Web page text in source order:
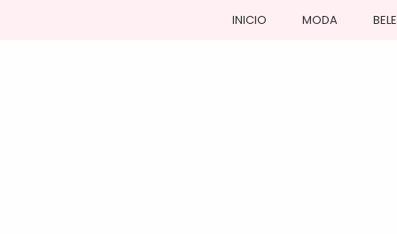
INICIO MODA